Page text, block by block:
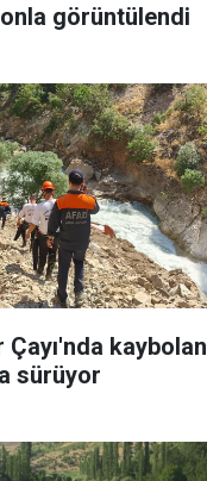
görüntülendi
Çayı'nda kaybolan
sürüyor